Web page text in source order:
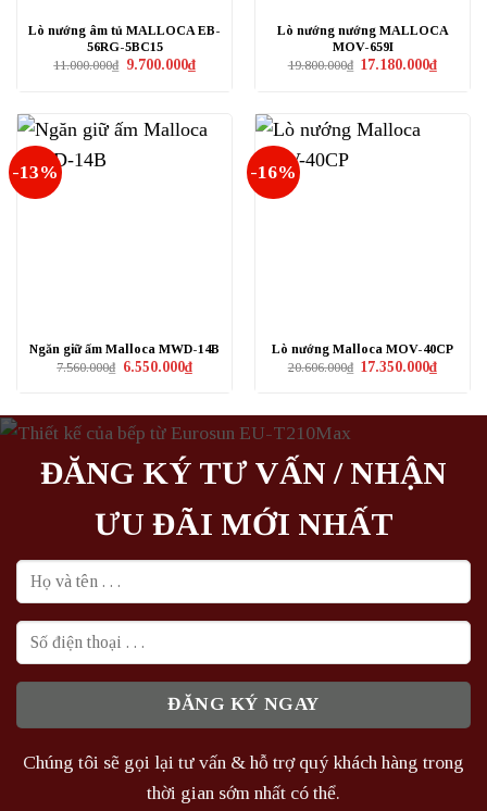
Lò nướng âm tủ MALLOCA EB-
56RG-5BC15
11.000.000₫ Giá
9.700.000₫Giá
hiện
9.700.000₫.
Lò nướng nướng MALLOCA
MOV-659I
19.800.000₫ Giá
17.180.000₫Giá
hiện
-13%
Ngăn giữ ấm Malloca MWD-14B
7.560.000₫ Giá
6.550.000₫Giá
hiện
6.550.000₫.
-16%
Lò nướng Malloca MOV-40CP
20.606.000₫ Giá
17.350.000₫Giá
hiện
ĐĂNG KÝ TƯ VẤN / NHẬN
ƯU ĐÃI MỚI NHẤT
Chúng tôi sẽ gọi lại tư vấn & hỗ trợ quý khách hàng trong
thời gian sớm nhất có thể.